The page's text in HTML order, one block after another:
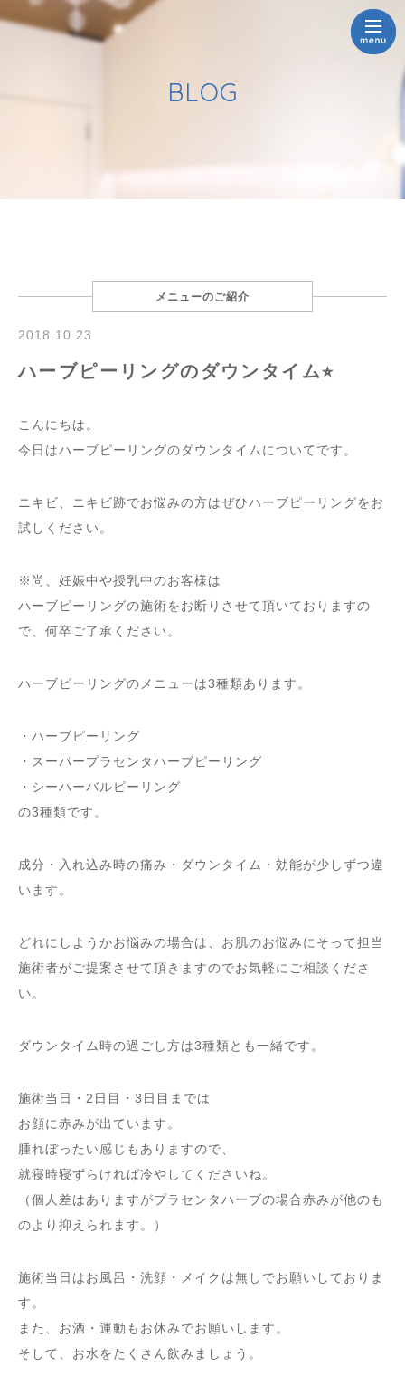
BLOG
メニューのご紹介
2018.10.23
ハーブピーリングのダウンタイム⭐︎
こんにちは。
今日はハーブピーリングのダウンタイムについてです。
ニキビ、ニキビ跡でお悩みの方はぜひハーブピーリングをお
試しください。
※ 尚、妊娠中や授乳中のお客様は
ハーブピーリングの施術をお断りさせて頂いておりますの
で、何卒ご了承ください。
ハーブピーリングのメニューは3種類あります。
・ハーブピーリング
・スーパープラセンタハーブピーリング
・シーハーバルピーリング
の3種類です 。
成分・入れ込み時の痛み・ダウンタイム・効能が少しずつ違
います。
どれにしようかお悩みの場合は、お肌のお悩みにそって担当
施術者がご提案させて頂きますのでお気軽にご相談くださ
い。
ダウンタイム時の過ごし方は3種類とも一緒です。
施術当日・2日目・3日目までは
お顔に赤みが出ています。
腫れぼったい感じもありますので、
就寝時寝ずらければ冷やしてくださいね。
（個人差はありますがプラセンタハーブの場合赤みが他のも
のより抑えられます。）
施術当日はお風呂・洗顔・メイクは無しでお願いしておりま
す。
また、お酒・運動もお休みでお願いします。
そして、お水をたくさん飲みましょう。